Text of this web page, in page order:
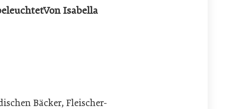
Isabella
Bäcker, Fleischer-